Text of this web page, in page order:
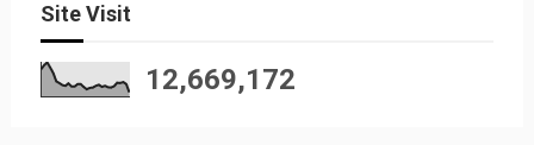
Site Visit
12,669,172